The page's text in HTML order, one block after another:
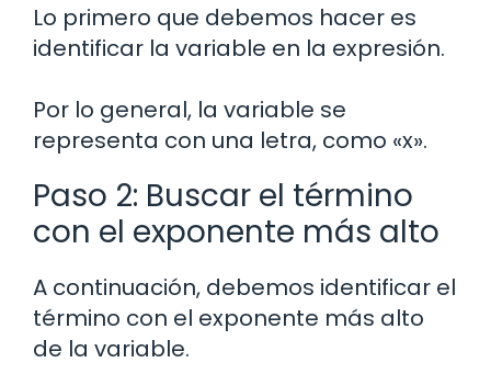
Lo primero que debemos hacer es
identificar la variable en la expresión.
Por lo general, la variable se
representa con una letra, como «x».
Paso 2: Buscar el término
con el exponente más alto
A continuación, debemos identificar el
término con el exponente más alto
de la variable.